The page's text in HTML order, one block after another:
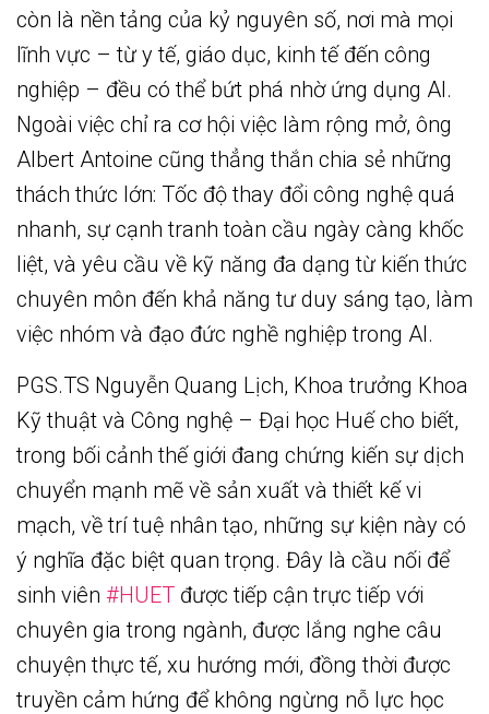
còn là nền tảng của kỷ nguyên số, nơi mà mọi
lĩnh vực – từ y tế, giáo dục, kinh tế đến công
nghiệp – đều có thể bứt phá nhờ ứng dụng AI.
Ngoài việc chỉ ra cơ hội việc làm rộng mở, ông
Albert Antoine cũng thẳng thắn chia sẻ những
thách thức lớn: Tốc độ thay đổi công nghệ quá
nhanh, sự cạnh tranh toàn cầu ngày càng khốc
liệt, và yêu cầu về kỹ năng đa dạng từ kiến thức
chuyên môn đến khả năng tư duy sáng tạo, làm
việc nhóm và đạo đức nghề nghiệp trong AI.
PGS.TS Nguyễn Quang Lịch, Khoa trưởng Khoa
Kỹ thuật và Công nghệ – Đại học Huế cho biết,
trong bối cảnh thế giới đang chứng kiến sự dịch
chuyển mạnh mẽ về sản xuất và thiết kế vi
mạch, về trí tuệ nhân tạo, những sự kiện này có
ý nghĩa đặc biệt quan trọng. Đây là cầu nối để
sinh viên #HUET được tiếp cận trực tiếp với
chuyên gia trong ngành, được lắng nghe câu
chuyện thực tế, xu hướng mới, đồng thời được
truyền cảm hứng để không ngừng nỗ lực học